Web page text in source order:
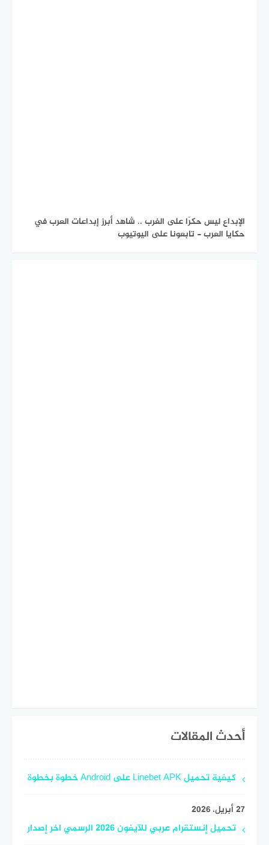
الإبداع ليس حكرًا على الغرب .. شاهد أبرز إبداعات العرب في
حكايا العرب - تابعونا على اليوتيوب
أحدث المقالات
كيفية تحميل Linebet APK على Android خطوة بخطوة
27 أبريل، 2026
تحميل إنستقرام عربي للآيفون 2026 الرسمي اخر إصدار